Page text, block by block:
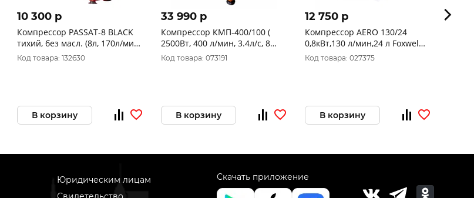
10 300 p
Компрессор PASSAT-8 BLACK
тихий, без масл. (8л, 170л/мин,
0.9кВт)
Код товара: 132630
В корзину
33 990 p
Компрессор КМП-400/100 (
2500Вт, 400 л/мин, 3.4л/с, 8
бар ) Вихрь 74/3/9
Код товара: 073191
В корзину
12 750 p
Компрессор AERO 130/24
0,8кВт,130 л/мин,24 л Foxweld
5374
Код товара: 027375
В корзину
10
Юридическим лицам
Скачать приложение